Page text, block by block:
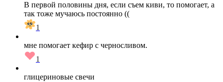
В первой половины дня, если съем киви, то помогает, а
так тоже мучаюсь постоянно ((
1
мне помогает кефир с черносливом.
1
глицериновые свечи